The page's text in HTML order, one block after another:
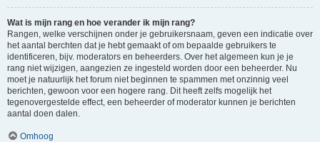
Wat is mijn rang en hoe verander ik mijn rang?
Rangen, welke verschijnen onder je gebruikersnaam, geven een indicatie over
het aantal berchten dat je hebt gemaakt of om bepaalde gebruikers te
identificeren, bijv. moderators en beheerders. Over het algemeen kun je je
rang niet wijzigen, aangezien ze ingesteld worden door een beheerder. Nu
moet je natuurlijk het forum niet beginnen te spammen met onzinnig veel
berichten, gewoon voor een hogere rang. Dit heeft zelfs mogelijk het
tegenovergestelde effect, een beheerder of moderator kunnen je berichten
aantal doen dalen.
Omhoog